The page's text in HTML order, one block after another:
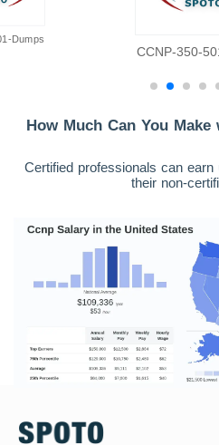
Dumps
CCNP-350-
How Much Can You
Certified professionals can
their non-